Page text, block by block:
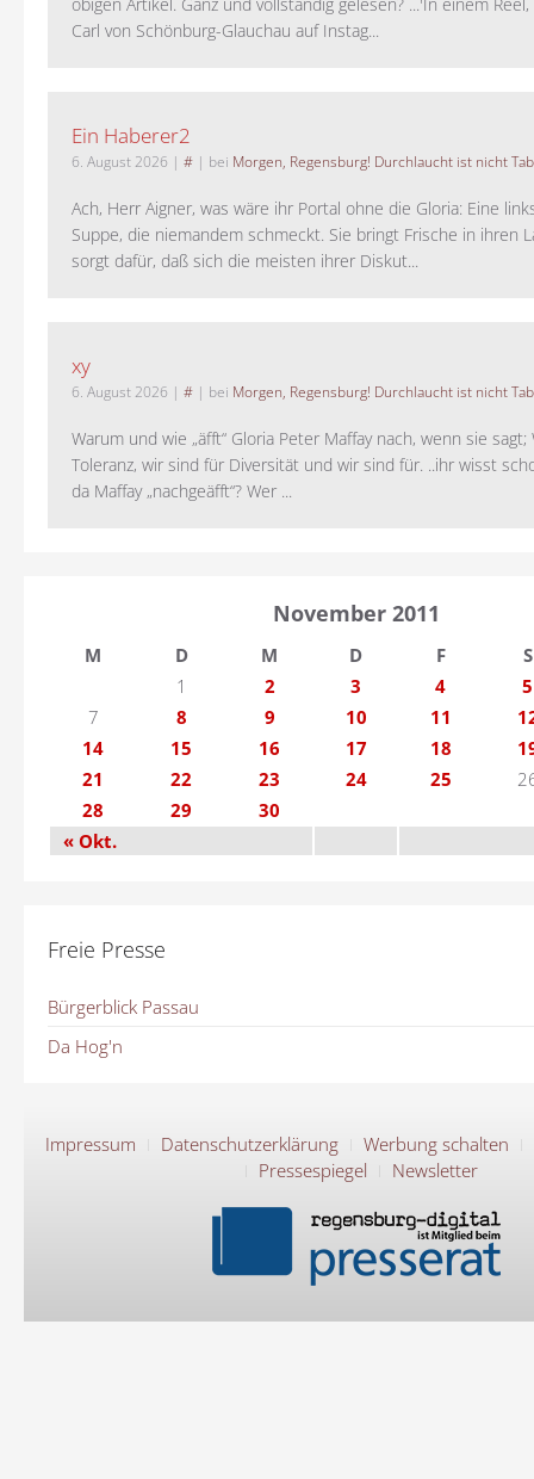
Carl von Schönburg-Glauchau auf Instag...
Ein Haberer2
6. August 2026 | # | bei Morgen, Regensburg! Durchlaucht ist nicht
Ach, Herr Aigner, was wäre ihr Portal ohne die Gloria: Eine
Suppe, die niemandem schmeckt. Sie bringt Frische in ihren
sorgt dafür, daß sich die meisten ihrer Diskut...
xy
6. August 2026 | # | bei Morgen, Regensburg! Durchlaucht ist nicht
Warum und wie „äfft“ Gloria Peter Maffay nach, wenn sie
Toleranz, wir sind für Diversität und wir sind für. ..ihr wisst
da Maffay „nachgeäfft“? Wer ...
November 2011
M D M D F
S
1
2 3 4
5
7
8 9 10 11
14
15 16 17 18
21
22 23 24 25
28
29
30
« Okt.
Freie Presse
Bürgerblick Passau
Da Hog'n
Impressum Datenschutzerklärung
Werbung schalten
Pressespiegel
Newsletter